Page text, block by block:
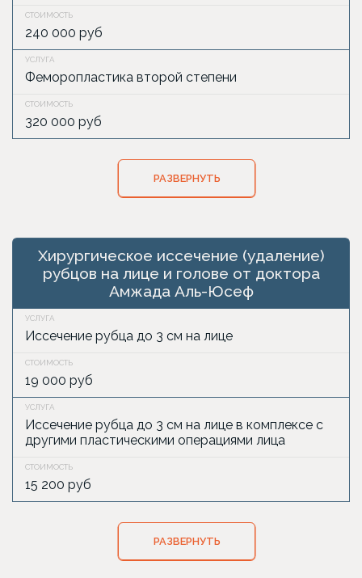
240 000 руб
Феморопластика второй степени
320 000 руб
РАЗВЕРНУТЬ
Хирургическое иссечение (удаление)
рубцов на лице и голове от доктора
Амжада Аль-Юсеф
Иссечение рубца до 3 см на лице
19 000 руб
Иссечение рубца до 3 см на лице в комплексе с
другими пластическими операциями лица
15 200 руб
РАЗВЕРНУТЬ